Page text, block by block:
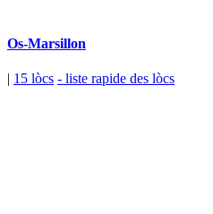
Os-Marsillon
| 15 lòcs - liste rapide des lòcs